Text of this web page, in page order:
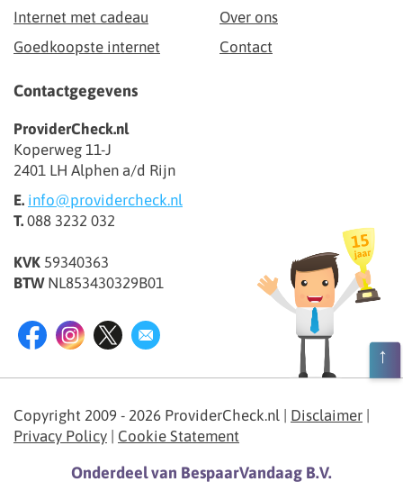
Contactgegevens
ProviderCheck.nl
Koperweg 11-J
2401 LH Alphen a/d Rijn
E. info@providercheck.nl
T. 088 3232 032
KVK 59340363
BTWNL853430329B01
Internet met cadeau
Goedkoopste internet
Over ons
Contact
Copyright 2009 - 2026 ProviderCheck.nl | Disclaimer |
Privacy Policy | Cookie Statement
Onderdeel van BespaarVandaag B.V.